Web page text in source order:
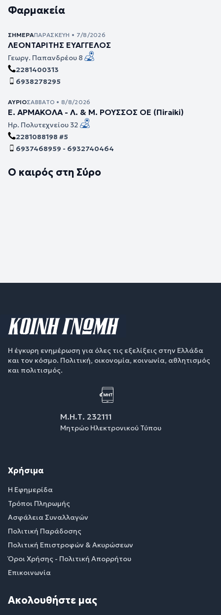
Φαρμακεία
ΣΉΜΕΡΑΠΑΡΑΣΚΕΥΉ • 7/8/2026
ΛΕΟΝΤΑΡΙΤΗΣ ΕΥΑΓΓΕΛΟΣ
Γεωργ. Παπανδρέου 8
2281400313
6938278295
ΑΎΡΙΟΣΆΒΒΑΤΟ • 8/8/2026
Ε. ΑΡΜΑΚΟΛΑ - Λ. & Μ. ΡΟΥΣΣΟΣ ΟΕ (Πiraiki)
Ηρ. Πολυτεχνείου 32
2281088198 #5
6937468959 - 6932740464
Ο καιρός στη Σύρο
Η έγκυρη ενημέρωση για όλες τις εξελίξεις στην Ελλάδα
και τον κόσμο. Πολιτική, οικονομία, κοινωνία, αθλητισμός
και πολιτισμός.
Μ.Η.Τ. 232111
Μητρώο Ηλεκτρονικού Τύπου
Χρήσιμα
Η Εφημερίδα
Τρόποι Πληρωμής
Ασφάλεια Συναλλαγών
Πολιτική Παράδοσης
Πολιτική Επιστροφών & Ακυρώσεων
Όροι Χρήσης - Πολιτική Απορρήτου
Επικοινωνία
Ακολουθήστε μας